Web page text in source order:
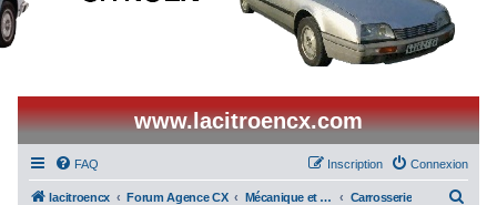
www.lacitroencx.com
FAQ Connexion
Inscription
lacitroencx Forum Agence CX Mécanique et Réparations Carrosserie